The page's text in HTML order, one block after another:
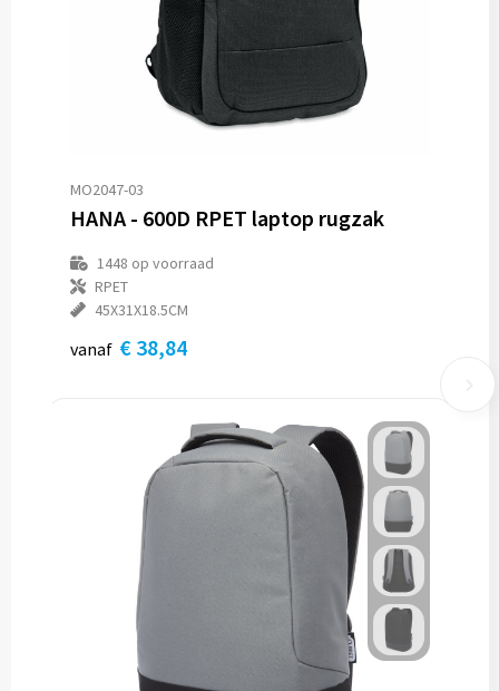
MO2047-03
HANA - 600D RPET laptop rugzak
1448 op voorraad
RPET
45X31X18.5CM
vanaf € 38,84